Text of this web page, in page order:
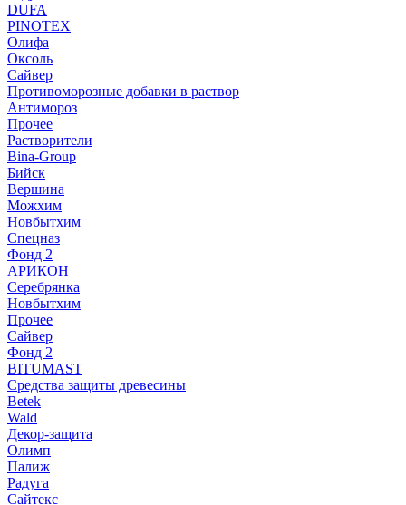
DUFA
PINOTEX
Олифа
Оксоль
Сайвер
Противоморозные добавки в раствор
Антимороз
Прочее
Растворители
Bina-Group
Бийск
Вершина
Можхим
Новбытхим
Спецназ
Фонд 2
АРИКОН
Серебрянка
Новбытхим
Прочее
Сайвер
Фонд 2
BITUMAST
Средства защиты древесины
Betek
Wald
Декор-защита
Олимп
Палиж
Радуга
Сайтекс